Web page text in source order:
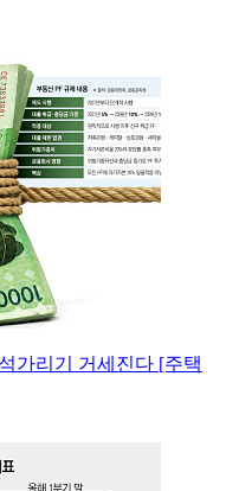
가리기 거세진다 [주택